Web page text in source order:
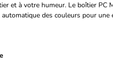
et à votre humeur. Le boîtier PC
des couleurs pour une